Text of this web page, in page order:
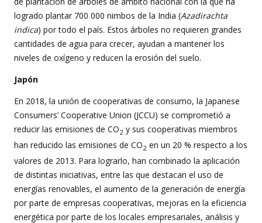
logrado plantar 700 000 nimbos de la India (Azadirachta
indica) por todo el país. Estos árboles no requieren grandes
cantidades de agua para crecer, ayudan a mantener los
niveles de oxígeno y reducen la erosión del suelo.
Japón
En 2018, la unión de cooperativas de consumo, la Japanese
Consumers’ Cooperative Union (JCCU) se comprometió a
reducir las emisiones de CO2 y sus cooperativas miembros
han reducido las emisiones de CO2 en un 20 % respecto a los
valores de 2013. Para lograrlo, han combinado la aplicación
de distintas iniciativas, entre las que destacan el uso de
energías renovables, el aumento de la generación de energía
por parte de empresas cooperativas, mejoras en la eficiencia
energética por parte de los locales empresariales, análisis y